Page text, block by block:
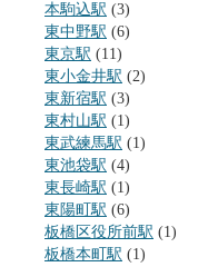
本駒込駅 (3)
東中野駅 (6)
東京駅 (11)
東小金井駅 (2)
東新宿駅 (3)
東村山駅 (1)
東武練馬駅 (1)
東池袋駅 (4)
東長崎駅 (1)
東陽町駅 (6)
板橋区役所前駅 (1)
板橋本町駅 (1)